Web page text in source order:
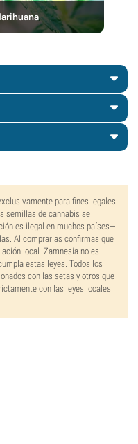
para fines legales
semillas de cannabis se
es ilegal en muchos países—
Al comprarlas confirmas que
local. Zamnesia no es
estas leyes. Todos los
con las setas y otros que
con las leyes locales